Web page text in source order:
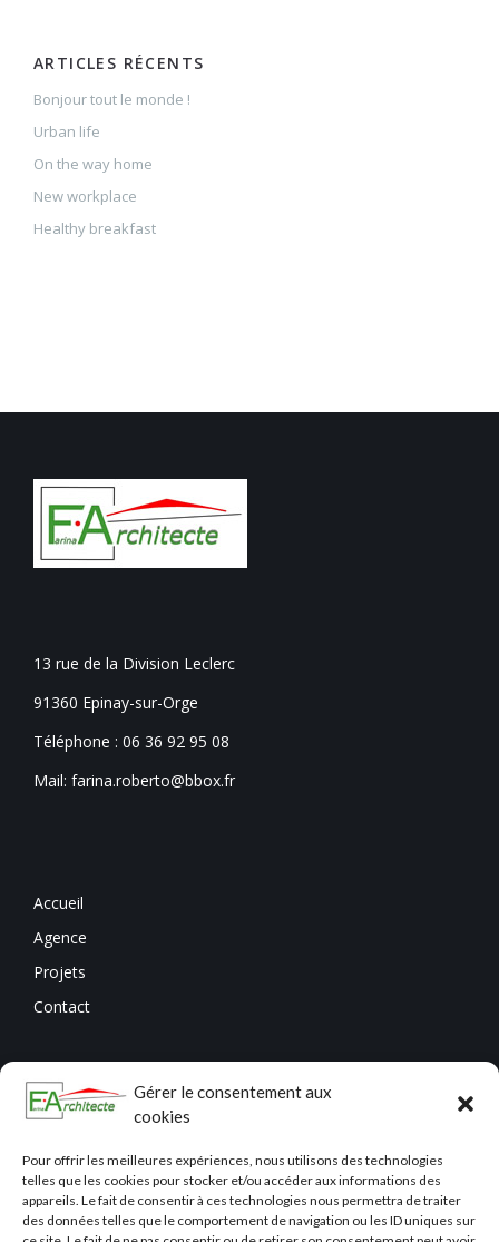
Gérer le consentement aux
cookies
Pour offrir les meilleures expériences, nous utilisons des technologies
telles que les cookies pour stocker et/ou accéder aux informations des
appareils. Le fait de consentir à ces technologies nous permettra de traiter
des données telles que le comportement de navigation ou les ID uniques sur
ARTICLES RÉCENTS
Bonjour tout le monde !
Urban life
On the way home
New workplace
Healthy breakfast
13 rue de la Division Leclerc
91360 Epinay-sur-Orge
Téléphone : 06 36 92 95 08
Mail: farina.roberto@bbox.fr
Accueil
Agence
Projets
Contact